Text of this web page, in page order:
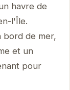
havre de
l'Île.
bord de mer,
et un
pour